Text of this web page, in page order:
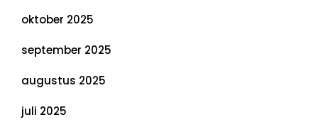
oktober 2025
september 2025
augustus 2025
juli 2025